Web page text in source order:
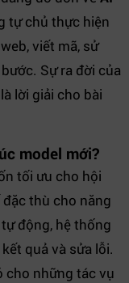
tự chủ thực hiện
viết mã, sử
Sự ra đời của
lời giải cho bài
model mới?
tối ưu cho hội
thù cho năng
động, hệ thống
quả và sửa lỗi.
cho những tác vụ